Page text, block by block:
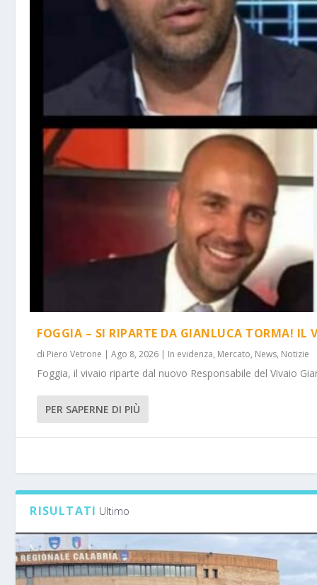
FOGGIA – SI RIPARTE DA GIANLUCA TORMA! IL
di Piero Vetrone |Ago 8, 2026 | In evidenza, Mercato, News, Notizie
Foggia, il vivaio riparte dal nuovo Responsabile del Vivaio
PER SAPERNE DI PIÙ
RISULTATI Ultimo